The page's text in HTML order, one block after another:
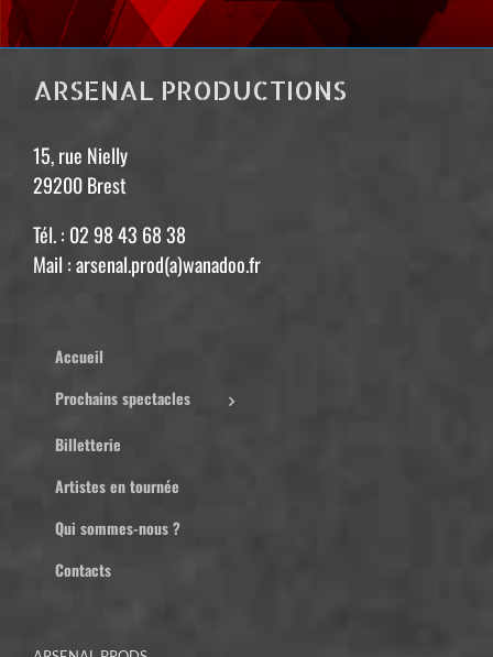
ARSENAL PRODUCTIONS
15, rue Nielly
29200 Brest
Tél. : 02 98 43 68 38
Mail : arsenal.prod(a)wanadoo.fr
Accueil
Prochains spectacles
Billetterie
Artistes en tournée
Qui sommes-nous ?
Contacts